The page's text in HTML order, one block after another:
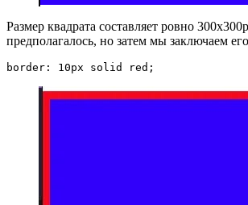
Размер квадрата составляет ровно
предполагалось, но затем мы заключаем
border: 10px solid red;